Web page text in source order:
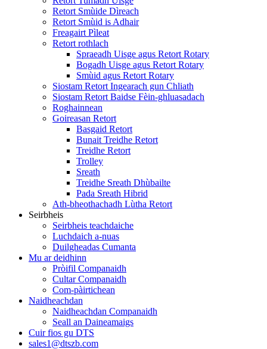
Retort Smùide Dìreach
Retort Smùid is Adhair
Freagairt Pìleat
Retort rothlach
Spraeadh Uisge agus Retort Rotary
Bogadh Uisge agus Retort Rotary
Smùid agus Retort Rotary
Siostam Retort Ingearach gun Chliath
Siostam Retort Baidse Fèin-ghluasadach
Roghainnean
Goireasan Retort
Basgaid Retort
Bunait Treidhe Retort
Treidhe Retort
Trolley
Sreath
Treidhe Sreath Dhùbailte
Pada Sreath Hibrid
Ath-bheothachadh Lùtha Retort
Seirbheis
Seirbheis teachdaiche
Luchdaich a-nuas
Duilgheadas Cumanta
Mu ar deidhinn
Pròifil Companaidh
Cultar Companaidh
Com-pàirtichean
Naidheachdan
Naidheachdan Companaidh
Seall an Daineamaigs
Cuir fios gu DTS
sales1@dtszb.com